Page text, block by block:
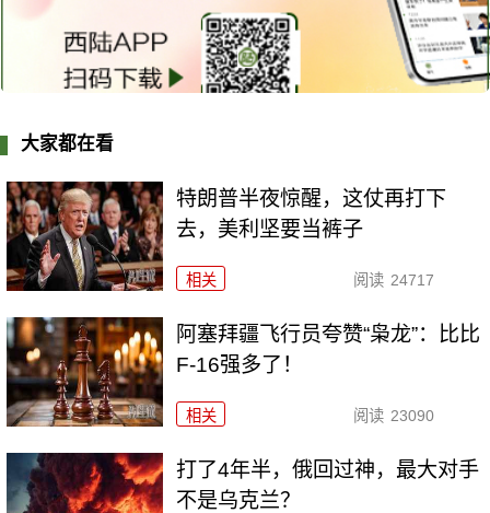
大家都在看
特朗普半夜惊醒，这仗再打下
去，美利坚要当裤子
相关 阅读 24717
阿塞拜疆飞行员夸赞“枭龙”：比比
F-16强多了！
相关 阅读 23090
打了4年半，俄回过神，最大对手
不是乌克兰？